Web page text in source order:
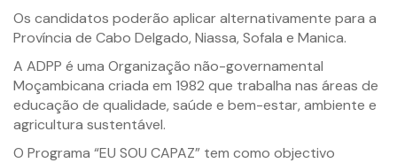
Os candidatos poderão aplicar alternativamente para a
Província de Cabo Delgado, Niassa, Sofala e Manica.
A ADPP é uma Organização não-governamental
Moçambicana criada em 1982 que trabalha nas áreas de
educação de qualidade, saúde e bem-estar, ambiente e
agricultura sustentável.
O Programa “EU SOU CAPAZ” tem como objectivo